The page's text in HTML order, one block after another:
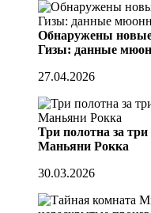
Обнаружены
Гизы: данные
27.04.2026
Три полотна за
Маньяни Рокка
30.03.2026